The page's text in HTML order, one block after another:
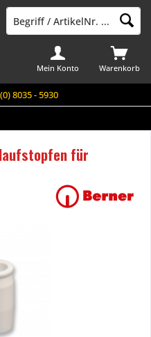
8035 - 5930
Warenkorb
Mein Konto
für